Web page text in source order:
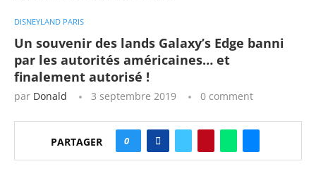
DISNEYLAND PARIS
Un souvenir des lands Galaxy’s Edge banni
par les autorités américaines… et
finalement autorisé !
par Donald 3 septembre 2019 0 comment
PARTAGER 0